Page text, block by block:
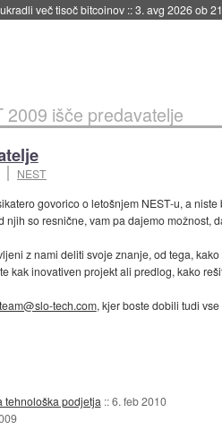
več tisoč bitcoinov ::3. avg 2026 ob
2009 išče predavatelje
NEST
govorico o letošnjem NEST-u, a
njih so resnične, vam pa dajemo možnost,
z nami deliti svoje znanje, od tega,
kak inovativen projekt ali predlog, kako
team@slo-tech.com, kjer boste dobili tudi
tehnološka podjetja ::6. feb 2010